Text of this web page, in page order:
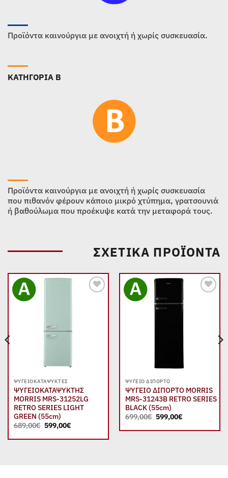
Προϊόντα καινούργια με ανοιχτή ή χωρίς συσκευασία.
ΚΑΤΗΓΟΡΙΑ B
Προϊόντα καινούργια με ανοιχτή ή χωρίς συσκευασία
που πιθανόν φέρουν κάποιο μικρό χτύπημα, γρατσουνιά
ή βαθούλωμα που προέκυψε κατά την μεταφορά τους.
ΣΧΕΤΙΚΆ ΠΡΟΪΌΝΤΑ
ΨΥΓΕΙΟΚΑΤΑΨΎΚΤΕΣ
ΨΥΓΕΙΟΚΑΤΑΨΥΚΤΗΣ
MORRIS MRS-31252LG
RETRO SERIES LIGHT
GREEN (55cm)
689,00€ Original
price
was:
599,00€Η
τιμή
ΨΥΓΕΊΟ ΔΊΠΟΡΤΟ
ΨΥΓΕΙΟ ΔΙΠΟΡΤΟ MORRIS
MRS-31243B RETRO SERIES
BLACK (55cm)
699,00€ Original
price
was:
599,00€Η
τιμή